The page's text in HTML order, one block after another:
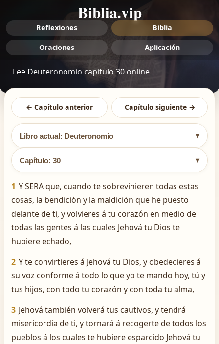
Biblia.vip
Reflexiones Biblia
Oraciones Aplicación
Lee Deuteronomio capitulo 30 online.
← Capítulo anterior Capítulo siguiente →
Libro actual: Deuteronomio ▾
Capítulo: 30 ▾
1 Y SERA que, cuando te sobrevinieren todas estas
cosas, la bendición y la maldición que he puesto
delante de ti, y volvieres á tu corazón en medio de
todas las gentes á las cuales Jehová tu Dios te
hubiere echado,
2 Y te convirtieres á Jehová tu Dios, y obedecieres á
su voz conforme á todo lo que yo te mando hoy, tú y
tus hijos, con todo tu corazón y con toda tu alma,
3 Jehová también volverá tus cautivos, y tendrá
misericordia de ti, y tornará á recogerte de todos los
pueblos á los cuales te hubiere esparcido Jehová tu